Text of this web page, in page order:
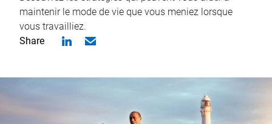
maintenir le mode de vie que vous meniez lorsque
vous travailliez.
Share